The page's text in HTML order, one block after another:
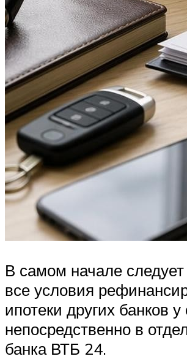
В самом начале следует
все условия
ипотеки других банков у
непосредственно в
банка ВТБ 24.